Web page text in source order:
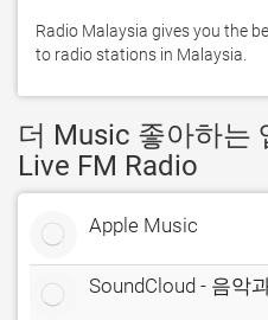
Radio Malaysia gives you the
to radio stations in Malaysia.
더 Music 좋아하는
Live FM Radio
Apple Music
SoundCloud - 음악